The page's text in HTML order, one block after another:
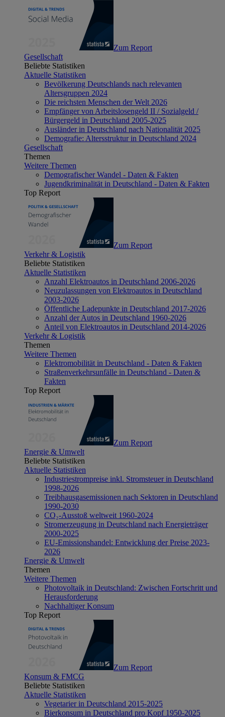
Zum Report
Gesellschaft
Beliebte Statistiken
Aktuelle Statistiken
Bevölkerung Deutschlands nach relevanten
Altersgruppen 2024
Die reichsten Menschen der Welt 2026
Empfänger von Arbeitslosengeld II / Sozialgeld /
Bürgergeld in Deutschland 2005-2025
Ausländer in Deutschland nach Nationalität 2025
Demografie: Altersstruktur in Deutschland 2024
Gesellschaft
Themen
Weitere Themen
Demografischer Wandel - Daten & Fakten
Jugendkriminalität in Deutschland - Daten & Fakten
Top Report
Zum Report
Verkehr & Logistik
Beliebte Statistiken
Aktuelle Statistiken
Anzahl Elektroautos in Deutschland 2006-2026
Neuzulassungen von Elektroautos in Deutschland
2003-2026
Öffentliche Ladepunkte in Deutschland 2017-2026
Anzahl der Autos in Deutschland 1960-2026
Anteil von Elektroautos in Deutschland 2014-2026
Verkehr & Logistik
Themen
Weitere Themen
Elektromobilität in Deutschland - Daten & Fakten
Straßenverkehrsunfälle in Deutschland - Daten &
Fakten
Top Report
Zum Report
Energie & Umwelt
Beliebte Statistiken
Aktuelle Statistiken
Industriestrompreise inkl. Stromsteuer in Deutschland
1998-2026
Treibhausgasemissionen nach Sektoren in Deutschland
1990-2030
CO₂-Ausstoß weltweit 1960-2024
Stromerzeugung in Deutschland nach Energieträger
2000-2025
EU-Emissionshandel: Entwicklung der Preise 2023-
2026
Energie & Umwelt
Themen
Weitere Themen
Photovoltaik in Deutschland: Zwischen Fortschritt und
Herausforderung
Nachhaltiger Konsum
Top Report
Zum Report
Konsum & FMCG
Beliebte Statistiken
Aktuelle Statistiken
Vegetarier in Deutschland 2015-2025
Bierkonsum in Deutschland pro Kopf 1950-2025